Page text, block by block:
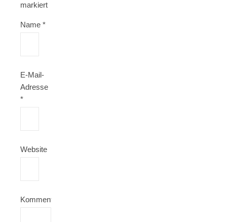
markiert
Name *
E-Mail-
Adresse
*
Website
Kommentar